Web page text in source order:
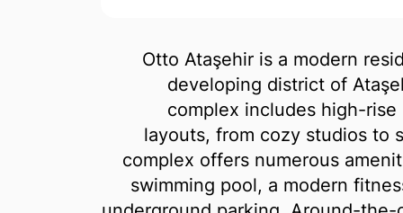
Otto Ataşehir is a modern
developing district of
complex includes high-
layouts, from cozy studios to
complex offers numerous
swimming pool, a modern